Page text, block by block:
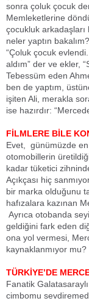
sonra çoluk çocuk
Memleketlerine
çocukluk arkadaşları
neler yaptın
“Çoluk çocuk
aldım” der ve ekler,
Tebessüm eden
ben de yaptım,
işiten Ali, merakla
ise hazırdır:
FİLMLERE BİLE
Evet, günümüzde
otomobillerin
kadar tüketici
Açıkçası hiç
bir marka olduğunu
hafızalara kazınan
Ayrıca otobanda
geldiğini fark eden
ona yol vermesi,
kaynaklanmıyor mu?
TÜRKİYE’DE
Fanatik
cimbomu